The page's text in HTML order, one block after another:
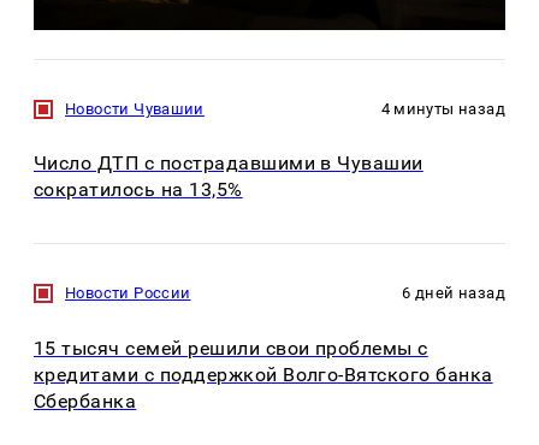
Новости Чувашии 4 минуты назад
Число ДТП с пострадавшими в Чувашии
сократилось на 13,5%
Новости России 6 дней назад
15 тысяч семей решили свои проблемы с
кредитами с поддержкой Волго-Вятского банка
Сбербанка